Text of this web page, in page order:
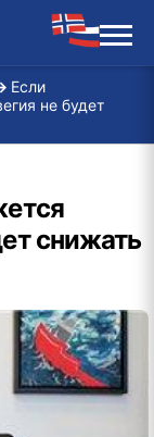
Если
не будет
снижать